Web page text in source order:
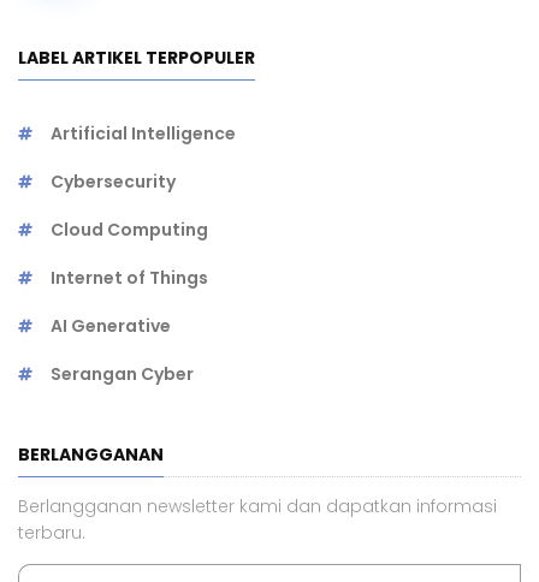
LABEL ARTIKEL TERPOPULER
Artificial Intelligence
Cybersecurity
Cloud Computing
Internet of Things
AI Generative
Serangan Cyber
BERLANGGANAN
Berlangganan newsletter kami dan dapatkan informasi
terbaru.